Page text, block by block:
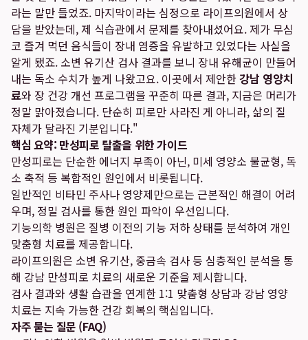
라는 말만 들었죠. 마지막이라는 심정으로 라이프의원에서 상
담을 받았는데, 제 식습관에서 문제를 찾아내셨어요. 제가 무심
코 즐겨 먹던 음식들이 장내 염증을 유발하고 있었다는 사실을
알게 됐죠. 소변 유기산 검사 결과를 보니 장내 유해균이 만들어
내는 독소 수치가 높게 나왔고요. 이곳에서 제안한강남 영양치
료와 장 건강 개선 프로그램을 꾸준히 따른 결과, 지금은 머리가
정말 맑아졌습니다. 단순히 피로만 사라진 게 아니라, 삶의 질
자체가 달라진 기분입니다."
핵심 요약: 만성피로 탈출을 위한 가이드
만성피로는 단순한 에너지 부족이 아닌, 미세 영양소 불균형, 독
소 축적 등 복합적인 원인에서 비롯됩니다.
일반적인 비타민 주사나 영양제만으로는 근본적인 해결이 어려
우며, 정밀 검사를 통한 원인 파악이 우선입니다.
기능의학 병원은 질병 이전의 기능 저하 상태를 분석하여 개인
맞춤형 치료를 제공합니다.
라이프의원은 소변 유기산, 중금속 검사 등 심층적인 분석을 통
해 강남 만성피로 치료의 새로운 기준을 제시합니다.
검사 결과와 생활 습관을 연계한 1:1 맞춤형 상담과 강남 영양
치료는 지속 가능한 건강 회복의 핵심입니다.
자주 묻는 질문 (FAQ)